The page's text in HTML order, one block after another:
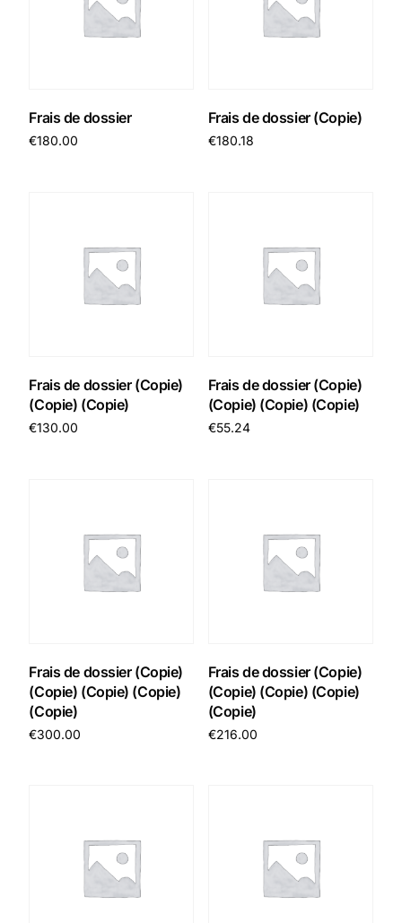
Frais de dossier
€180.00
Frais de dossier (Copie)
€180.18
Frais de dossier (Copie)
(Copie) (Copie)
€130.00
Frais de dossier (Copie)
(Copie) (Copie) (Copie)
€55.24
Frais de dossier (Copie)
(Copie) (Copie) (Copie)
(Copie)
€300.00
Frais de dossier (Copie)
(Copie) (Copie) (Copie)
(Copie)
€216.00